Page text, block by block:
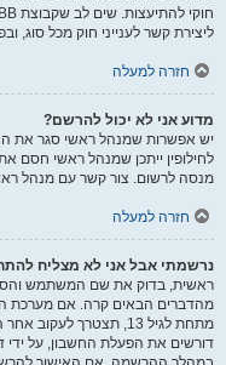
ליצירת קשר לענייני חוק מכל סוג,
חזרה למעלה
מדוע אני לא יכול להרשם?
יש אפשרות שמנהל ראשי סגר את
מנסה לרשום. צור קשר עם מנהל
חזרה למעלה
נרשמתי אבל אני לא מצליח
ראשית, בדוק את שם המשתמש
מתחת לגיל 13, תצטרך
דורשים את הפעלת החשבון, על ידי